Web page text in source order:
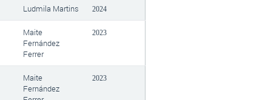
Ludmila Martins 2024
Maite
Fernández
Ferrer
2023
Maite
Fernández
2023